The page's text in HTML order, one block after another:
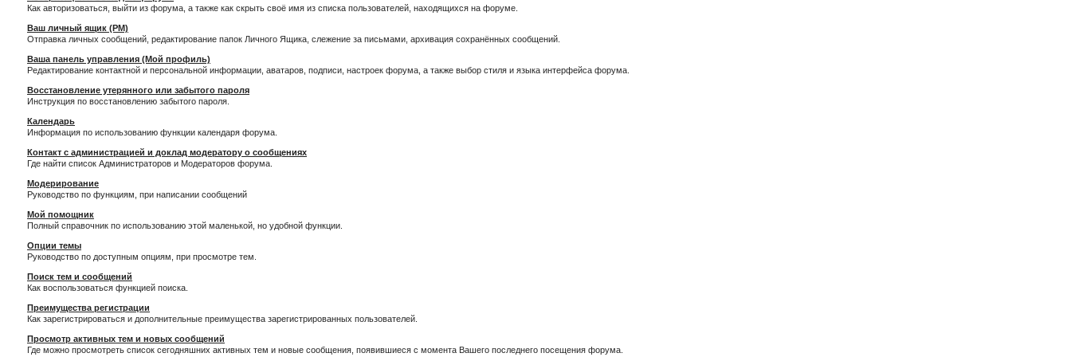
Как авторизоваться, выйти из форума, а также как скрыть своё имя из списка пользователей, находящихся на форуме.
Ваш личный ящик (PM)
Отправка личных сообщений, редактирование папок Личного Ящика, слежение за письмами, архивация сохранённых сообщений.
Ваша панель управления (Мой профиль)
Редактирование контактной и персональной информации, аватаров, подписи, настроек форума, а также выбор стиля и языка интерфейса форума.
Восстановление утерянного или забытого пароля
Инструкция по восстановлению забытого пароля.
Календарь
Информация по использованию функции календаря форума.
Контакт с администрацией и доклад модератору о сообщениях
Где найти список Администраторов и Модераторов форума.
Модерирование
Руководство по функциям, при написании сообщений
Мой помощник
Полный справочник по использованию этой маленькой, но удобной функции.
Опции темы
Руководство по доступным опциям, при просмотре тем.
Поиск тем и сообщений
Как воспользоваться функцией поиска.
Преимущества регистрации
Как зарегистрироваться и дополнительные преимущества зарегистрированных пользователей.
Просмотр активных тем и новых сообщений
Где можно просмотреть список сегодняшних активных тем и новые сообщения, появившиеся с момента Вашего последнего посещения форума.